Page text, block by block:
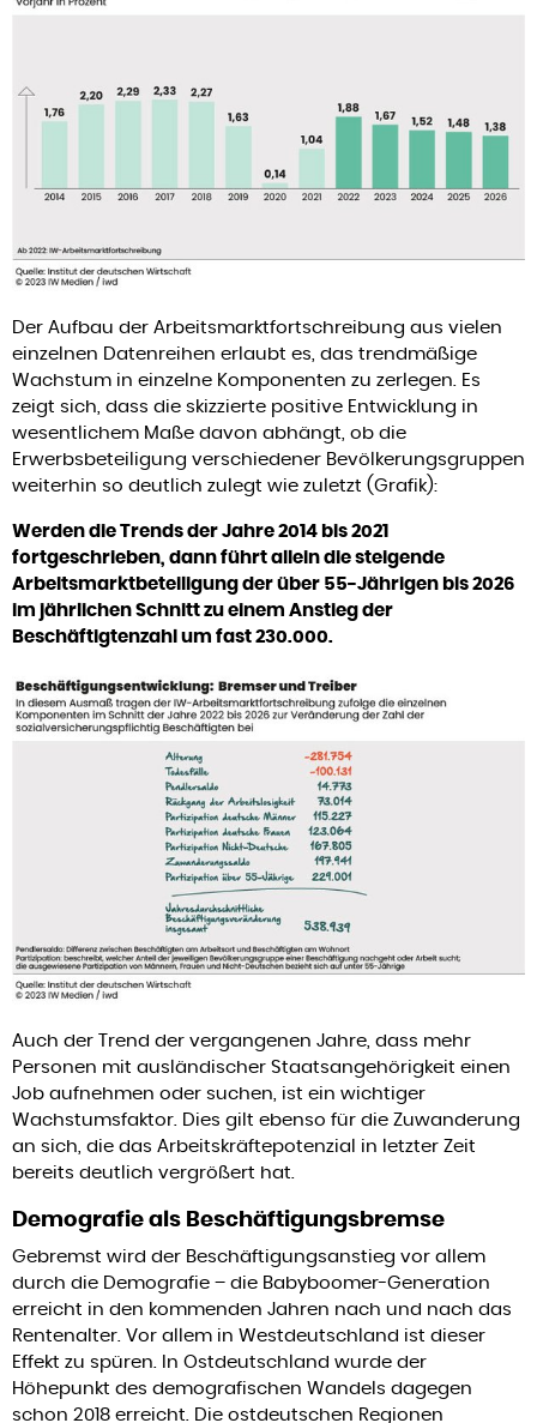
Der Aufbau der Arbeitsmarktfortschreibung aus vielen
einzelnen Datenreihen erlaubt es, das trendmäßige
Wachstum in einzelne Komponenten zu zerlegen. Es
zeigt sich, dass die skizzierte positive Entwicklung in
wesentlichem Maße davon abhängt, ob die
Erwerbsbeteiligung verschiedener Bevölkerungsgruppen
weiterhin so deutlich zulegt wie zuletzt (Grafik):
Werden die Trends der Jahre 2014 bis 2021
fortgeschrieben, dann führt allein die steigende
Arbeitsmarktbeteiligung der über 55-Jährigen bis 2026
im jährlichen Schnitt zu einem Anstieg der
Beschäftigtenzahl um fast 230.000.
Auch der Trend der vergangenen Jahre, dass mehr
Personen mit ausländischer Staatsangehörigkeit einen
Job aufnehmen oder suchen, ist ein wichtiger
Wachstumsfaktor. Dies gilt ebenso für die Zuwanderung
an sich, die das Arbeitskräftepotenzial in letzter Zeit
bereits deutlich vergrößert hat.
Demografie als Beschäftigungsbremse
Gebremst wird der Beschäftigungsanstieg vor allem
durch die Demografie – die Babyboomer-Generation
erreicht in den kommenden Jahren nach und nach das
Rentenalter. Vor allem in Westdeutschland ist dieser
Effekt zu spüren. In Ostdeutschland wurde der
Höhepunkt des demografischen Wandels dagegen
schon 2018 erreicht. Die ostdeutschen Regionen